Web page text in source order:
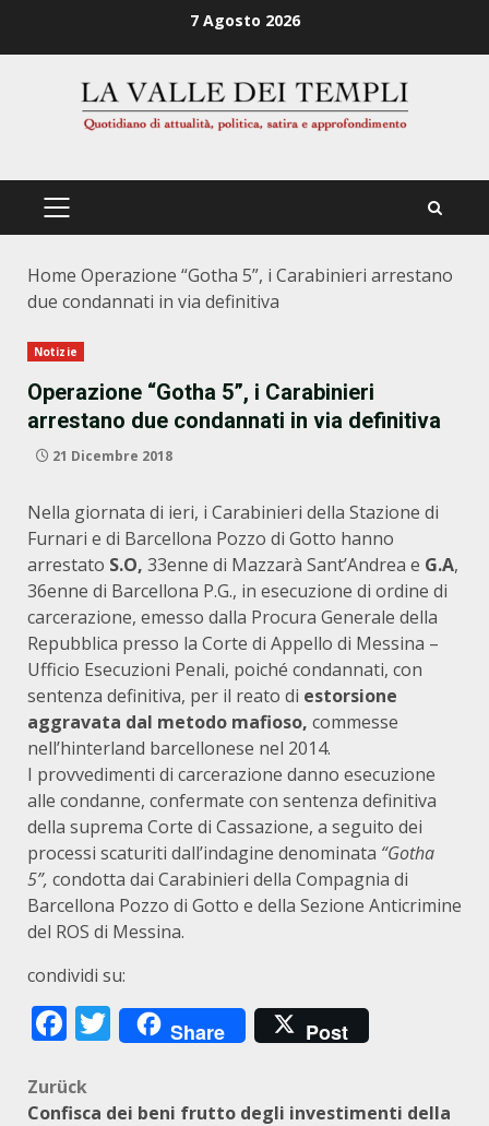
7 Agosto 2026
PRIMÄRES
Home Operazione “Gotha 5”, i Carabinieri arrestano
due condannati in via definitiva
Notizie
Operazione “Gotha 5”, i Carabinieri
arrestano due condannati in via definitiva
21 Dicembre 2018
Nella giornata di ieri, i Carabinieri della Stazione di
Furnari e di Barcellona Pozzo di Gotto hanno
arrestato S.O, 33enne di Mazzarà Sant’Andrea e G.A,
36enne di Barcellona P.G., in esecuzione di ordine di
carcerazione, emesso dalla Procura Generale della
Repubblica presso la Corte di Appello di Messina –
Ufficio Esecuzioni Penali, poiché condannati, con
sentenza definitiva, per il reato di estorsione
aggravata dal metodo mafioso, commesse
nell’hinterland barcellonese nel 2014.
I provvedimenti di carcerazione danno esecuzione
alle condanne, confermate con sentenza definitiva
della suprema Corte di Cassazione, a seguito dei
processi scaturiti dall’indagine denominata “Gotha
5”, condotta dai Carabinieri della Compagnia di
Barcellona Pozzo di Gotto e della Sezione Anticrimine
del ROS di Messina.
condividi su:
Facebook
Twitter
Share Post
Beitragsnavigation
Zurück
Confisca dei beni frutto degli investimenti della